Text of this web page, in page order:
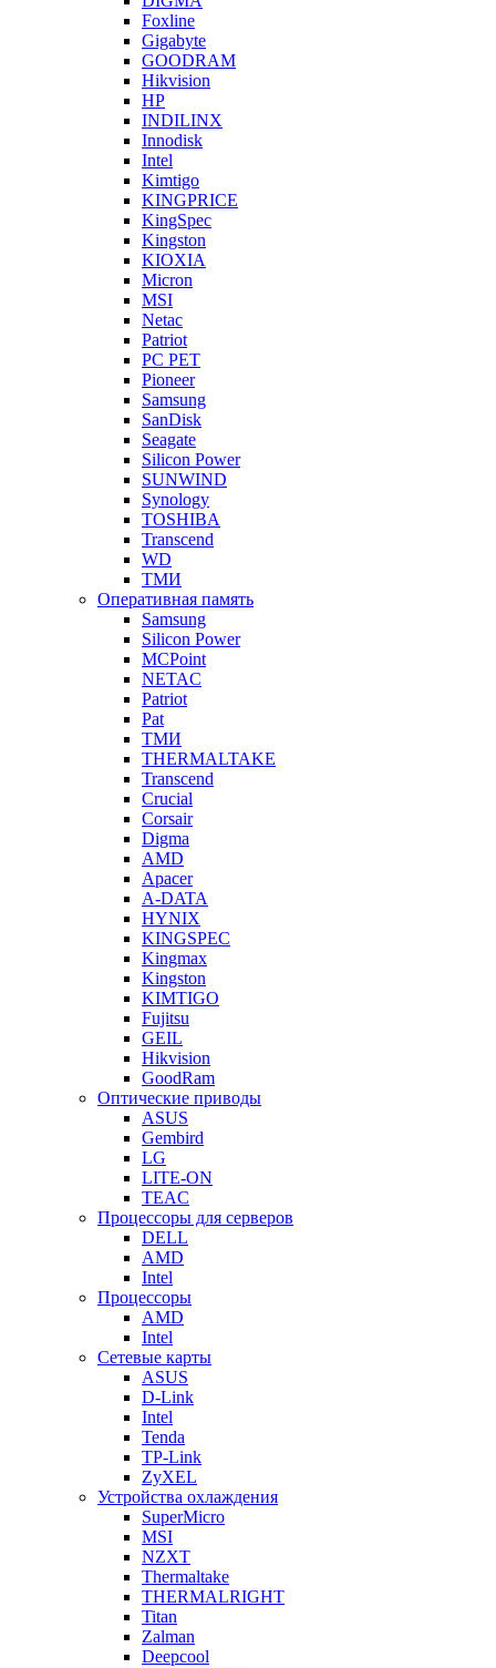
Foxline
Gigabyte
GOODRAM
Hikvision
HP
INDILINX
Innodisk
Intel
Kimtigo
KINGPRICE
KingSpec
Kingston
KIOXIA
Micron
MSI
Netac
Patriot
PC PET
Pioneer
Samsung
SanDisk
Seagate
Silicon Power
SUNWIND
Synology
TOSHIBA
Transcend
WD
ТМИ
Оперативная память
Samsung
Silicon Power
MCPoint
NETAC
Patriot
Pat
ТМИ
THERMALTAKE
Transcend
Crucial
Corsair
Digma
AMD
Apacer
A-DATA
HYNIX
KINGSPEC
Kingmax
Kingston
KIMTIGO
Fujitsu
GEIL
Hikvision
GoodRam
Оптические приводы
ASUS
Gembird
LG
LITE-ON
TEAC
Процессоры для серверов
DELL
AMD
Intel
Процессоры
AMD
Intel
Сетевые карты
ASUS
D-Link
Intel
Tenda
TP-Link
ZyXEL
Устройства охлаждения
SuperMicro
MSI
NZXT
Thermaltake
THERMALRIGHT
Titan
Zalman
Deepcool